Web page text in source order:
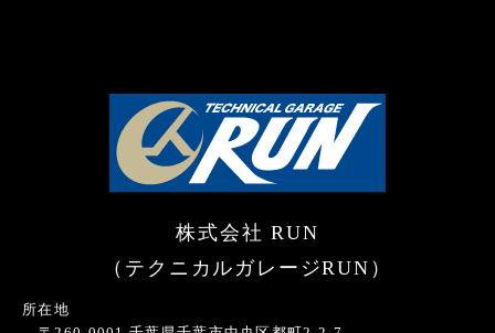
株式会社 RUN
（テクニカルガレージRUN）
所在地